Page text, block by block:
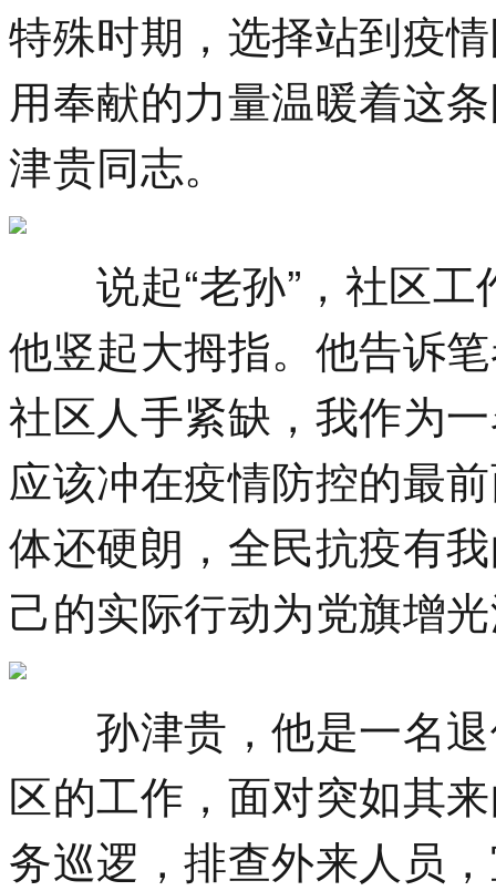
特殊时期，选择站到疫
用奉献的力量温暖着这
津贵同志。
说起“老孙”，社区工
他竖起大拇指。他告诉
社区人手紧缺，我作为
应该冲在疫情防控的最
体还硬朗，全民抗疫有
己的实际行动为党旗增
孙津贵，他是一名退
区的工作，面对突如其
务巡逻，排查外来人员